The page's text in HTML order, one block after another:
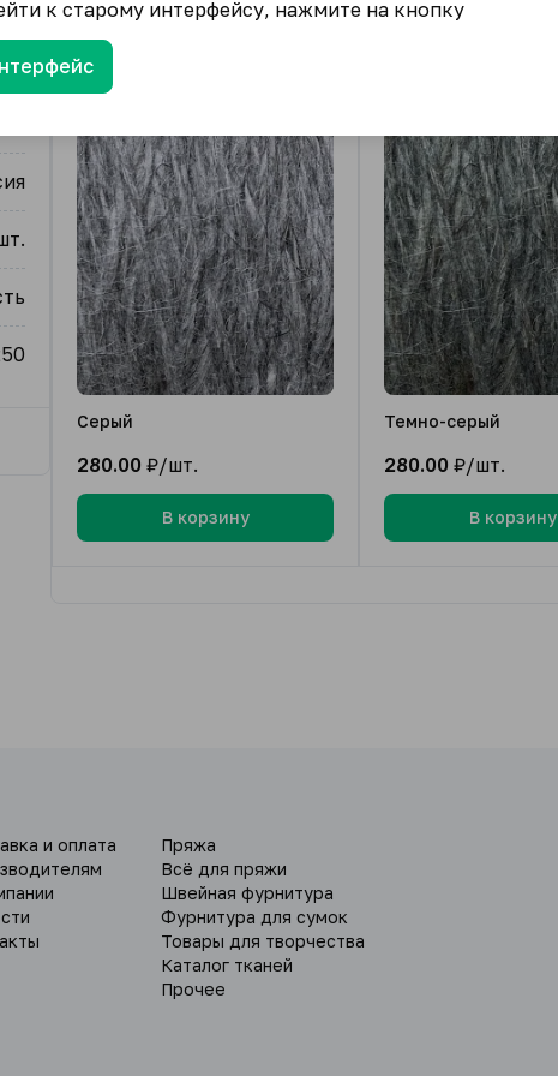
Серый
280.00 ₽/шт.
В корзину
Темно-серый
280.00 ₽/шт.
В корзину
и оплата
Пряжа
Всё для пряжи
Швейная фурнитура
Фурнитура для сумок
Товары для творчества
Каталог тканей
Прочее
к старому интерфейсу, нажмите на кнопку